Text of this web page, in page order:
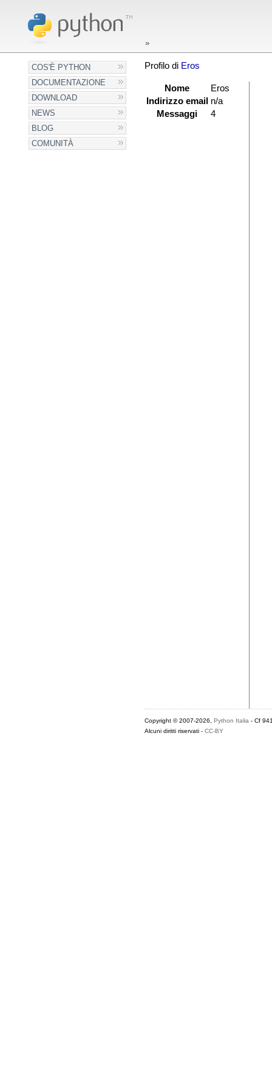
COS'È PYTHON
DOCUMENTAZIONE
DOWNLOAD
NEWS
BLOG
COMUNITÀ
Profilo di Eros
Nome
Eros
Indirizzo email n/a
Messaggi
4
Copyright © 2007-2026, Python Italia - Cf
Alcuni diritti riservati - CC-BY